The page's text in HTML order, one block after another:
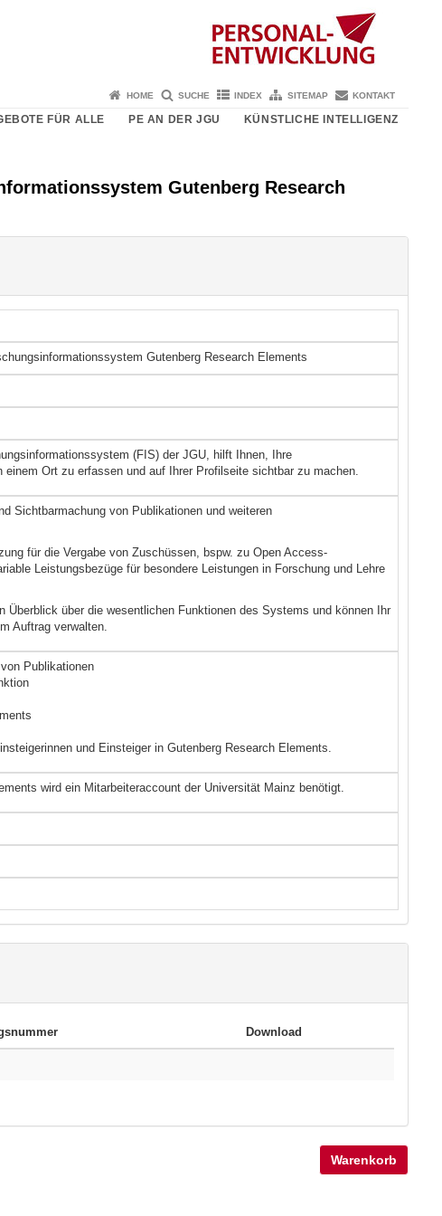
HOME SUCHE INDEX SITEMAP KONTAKT
FÜR ALLE PE AN DER JGU KÜNSTLICHE INTELLIGENZ
Gutenberg Research
Gutenberg Research Elements
(FIS) der JGU, hilft Ihnen, Ihre
Ort zu erfassen und auf Ihrer Profilseite sichtbar zu machen.
Sichtbarmachung von Publikationen und weiteren
für die Vergabe von Zuschüssen, bspw. zu Open Access-
Leistungsbezüge für besondere Leistungen in Forschung und Lehre
Überblick über die wesentlichen Funktionen des Systems und können Ihr
Auftrag verwalten.
Publikationen
und Einsteiger in Gutenberg Research Elements.
wird ein Mitarbeiteraccount der Universität Mainz benötigt.
Download
Warenkorb